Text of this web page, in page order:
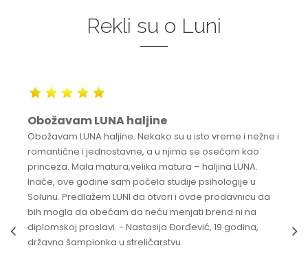
Rekli su o Luni
Obožavam LUNA haljine
Obožavam LUNA haljine. Nekako su u isto vreme i nežne i
romantične i jednostavne, a u njima se osećam kao
princeza. Mala matura,velika matura – haljina LUNA.
Inače, ove godine sam počela studije psihologije u
Solunu. Predlažem LUNI da otvori i ovde prodavnicu da
bih mogla da obećam da neću menjati brend ni na
diplomskoj proslavi. - Nastasija Đorđević, 19 godina,
državna šampionka u streličarstvu